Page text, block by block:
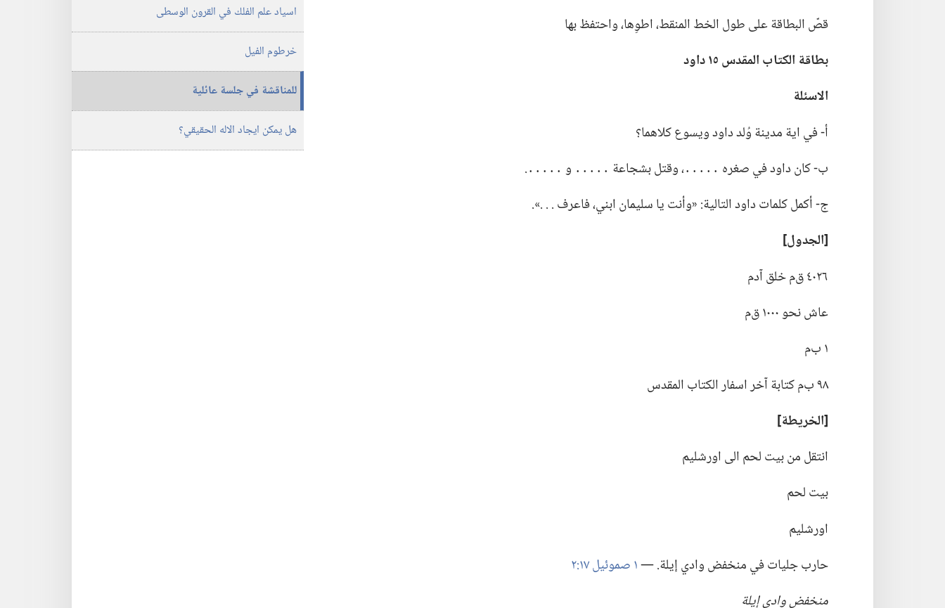
قصّ البطاقة على طول الخط المنقط،‏ اطوِها،‏ واحتفظ بها
بطاقة الكتاب المقدس ١٥ داود
الاسئلة
أ-‏ في اية مدينة وُلد داود ويسوع كلاهما؟‏
ب-‏ كان داود في صغره ․․․․․،‏ وقتل بشجاعة ․․․․․ و ․․․․․.‏
ج-‏ أكمل كلمات داود التالية:‏ «وأنت يا سليمان ابني،‏ فاعرف .‏ .‏ .‏».‏
‏[الجدول]‏
٤٠٢٦ ق‌م خلق آدم
عاش نحو ١٠٠٠ ق‌م
١ ب‌م
٩٨ ب‌م كتابة آخر اسفار الكتاب المقدس
‏[الخريطة]‏
انتقل من بيت لحم الى اورشليم
بيت لحم
اورشليم
حارب جليات في منخفض وادي إيلة.‏ —‏١ صموئيل ١٧:‏٢
منخفض وادي إيلة
اسياد علم الفلك في القرون الوسطى
خرطوم الفيل
للمناقشة في جلسة عائلية
هل يمكن ايجاد الاله الحقيقي؟‏